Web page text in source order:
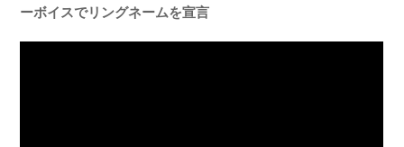
ーボイスでリングネームを宣言